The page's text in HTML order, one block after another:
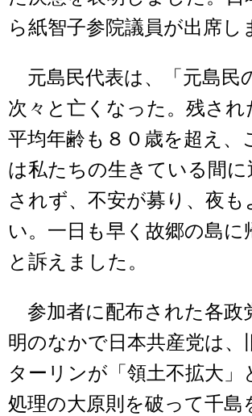
ら紙智子参院議員が出席し
元島民代表は、「元島民
次々と亡くなった。残され
平均年齢も８０歳を超え、
は私たちの生きている間に
されず、不安が募り、夜も
い。一日も早く故郷の島に
と訴えました。
参加者に配布された各政
明のなかで日本共産党は、
ターリンが「領土不拡大」
処理の大原則を破って千島